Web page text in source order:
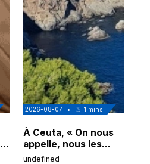
2026-08-07 • 1 mins
À Ceuta, « On nous
appelle, nous les
Espagnols d'origine
undefined